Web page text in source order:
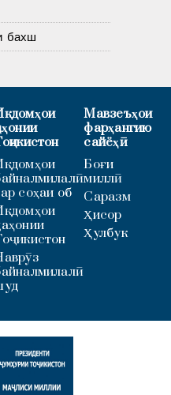
бахш
соҳаи об
Мавзеъҳои
фарҳангию
сайёҳӣ
Боғи
миллӣ
Саразм
Ҳисор
Ҳулбук